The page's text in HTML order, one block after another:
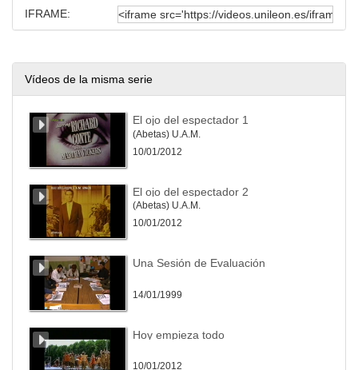
IFRAME:
Vídeos de la misma serie
El ojo del espectador 1
(Abetas) U.A.M.
10/01/2012
El ojo del espectador 2
(Abetas) U.A.M.
10/01/2012
Una Sesión de Evaluación
14/01/1999
Hoy empieza todo
10/01/2012